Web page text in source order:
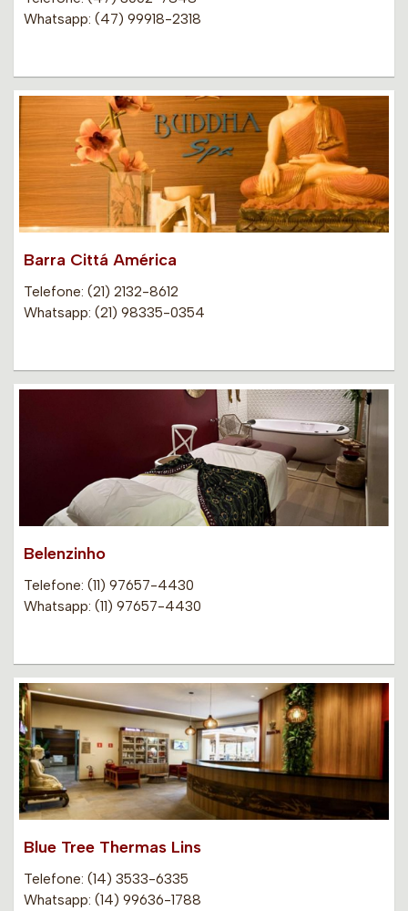
Whatsapp: (47) 99918-2318
Barra Cittá América
Telefone: (21) 2132-8612
Whatsapp: (21) 98335-0354
Belenzinho
Telefone: (11) 97657-4430
Whatsapp: (11) 97657-4430
Blue Tree Thermas Lins
Telefone: (14) 3533-6335
Whatsapp: (14) 99636-1788